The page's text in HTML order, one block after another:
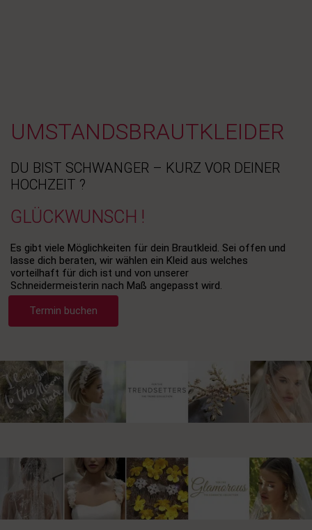
UMSTANDSBRAUTKLEIDER
DU BIST SCHWANGER – KURZ VOR DEINER
HOCHZEIT ?
GLÜCKWUNSCH !
Es gibt viele Möglichkeiten für dein Brautkleid. Sei offen und
lasse dich beraten, wir wählen ein Kleid aus welches
vorteilhaft für dich ist und von unserer
Schneidermeisterin nach Maß angepasst wird.
Termin buchen